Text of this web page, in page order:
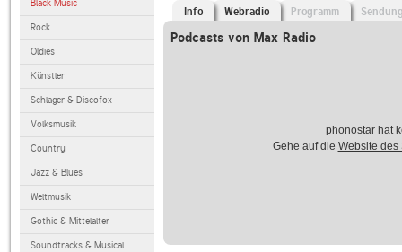
Black Music
Rock
Oldies
Künstler
Schlager & Discofox
Volksmusik
Country
Jazz & Blues
Weltmusik
Gothic & Mittelalter
Soundtracks & Musical
Info Webradio Programm
Podcasts von Max Radio
phonostar hat
Gehe auf die Website des